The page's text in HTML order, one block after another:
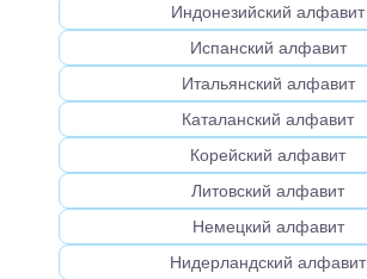
Индонезийский алфавит
Испанский алфавит
Итальянский алфавит
Каталанский алфавит
Корейский алфавит
Литовский алфавит
Немецкий алфавит
Нидерландский алфавит